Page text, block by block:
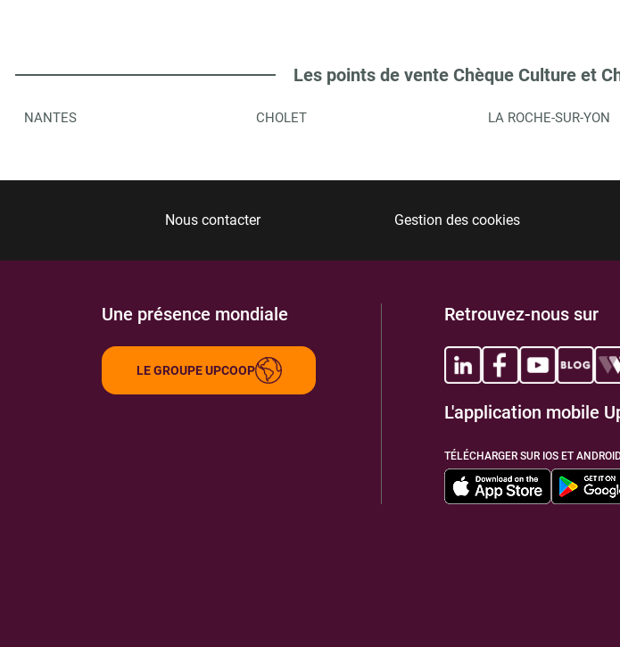
Les points de vente Chèque Culture et
NANTES CHOLET LA ROCHE-SUR-YON
Nous contacter Gestion des cookies
Une présence mondiale
LE GROUPE UPCOOP
Retrouvez-nous sur
L'application mobile
TÉLÉCHARGER SUR IOS ET